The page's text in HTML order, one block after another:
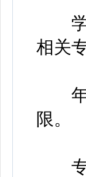
学
相关
年
限。
专